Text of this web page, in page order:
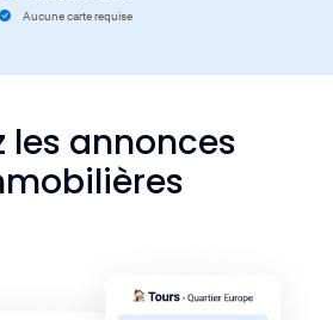
Aucune carte requise
les annonces